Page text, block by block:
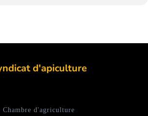
d'apiculture
Chambre d'agriculture